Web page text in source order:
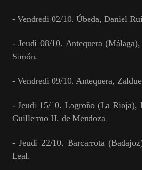
- Vendredi 02/10. Úbeda, Daniel
- Jeudi 08/10. Antequera
Simón.
- Vendredi 09/10. Antequera,
- Jeudi 15/10. Logroño (La Rioja),
Guillermo H. de Mendoza.
- Jeudi 22/10. Barcarrota
Leal.